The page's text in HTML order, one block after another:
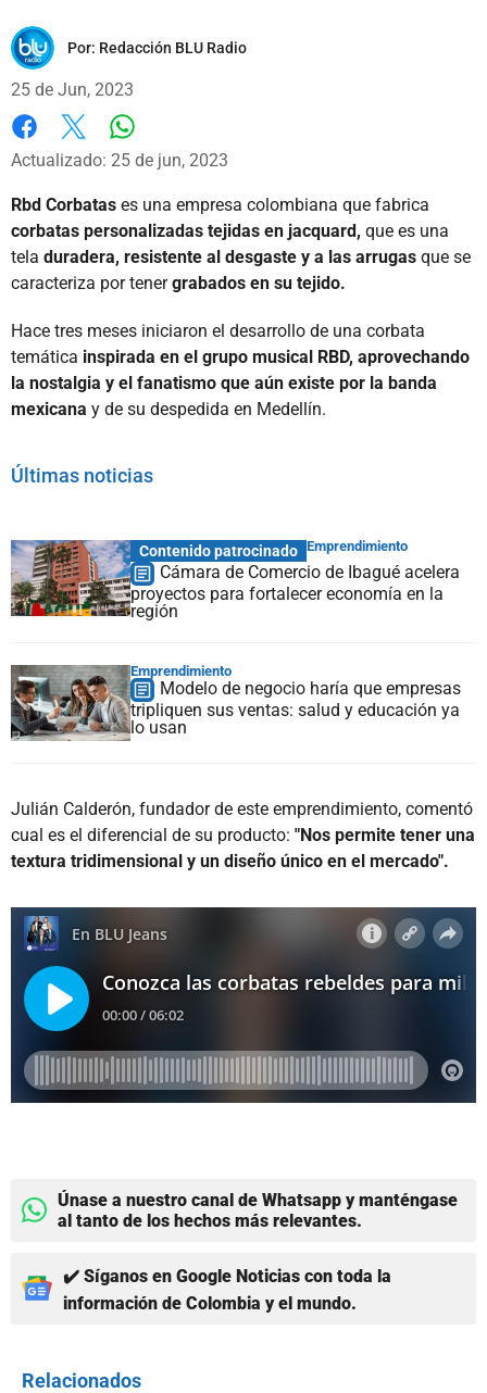
Por: Redacción BLU Radio
25 de Jun, 2023
Facebook
X
Actualizado: 25 de jun, 2023
Rbd Corbatas es una empresa colombiana que fabrica
corbatas personalizadas tejidas en jacquard, que es una
tela duradera, resistente al desgaste y a las arrugas que se
caracteriza por tenergrabados en su tejido.
Hace tres meses iniciaron el desarrollo de una corbata
temática inspirada en el grupo musical RBD, aprovechando
la nostalgia y el fanatismo que aún existe por la banda
mexicana y de su despedida en Medellín.
Últimas noticias
Contenido patrocinado Emprendimiento
Cámara de Comercio de Ibagué acelera
proyectos para fortalecer economía en la
región
Emprendimiento
Modelo de negocio haría que empresas
tripliquen sus ventas: salud y educación ya
lo usan
Julián Calderón, fundador de este emprendimiento, comentó
cual es el diferencial de su producto: "Nos permite tener una
textura tridimensional y un diseño único en el mercado".
Únase a nuestro canal de Whatsapp y manténgase
al tanto de los hechos más relevantes.
✔️ Síganos en Google Noticias con toda la
información de Colombia y el mundo.
Relacionados